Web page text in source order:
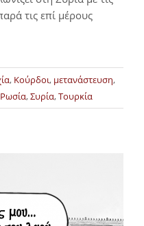
τις επί μέρους
, Κούρδοι, μετανάστευση,
Ρωσία,Συρία,Τουρκία